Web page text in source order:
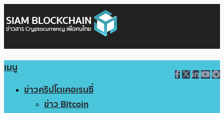
เมนู
ข่าวคริปโตเคอเรนซี่
ข่าว Bitcoin